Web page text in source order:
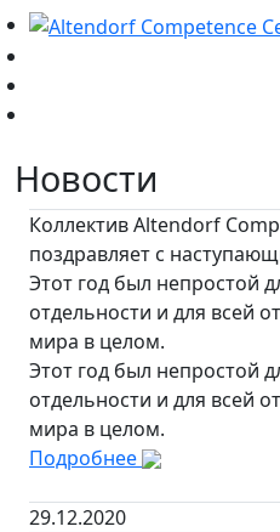
Новости
Коллектив Altendorf
поздравляет с
Этот год был непростой
отдельности и для всей
мира в целом.
Этот год был непростой
отдельности и для всей
мира в целом.
Подробнее
29.12.2020